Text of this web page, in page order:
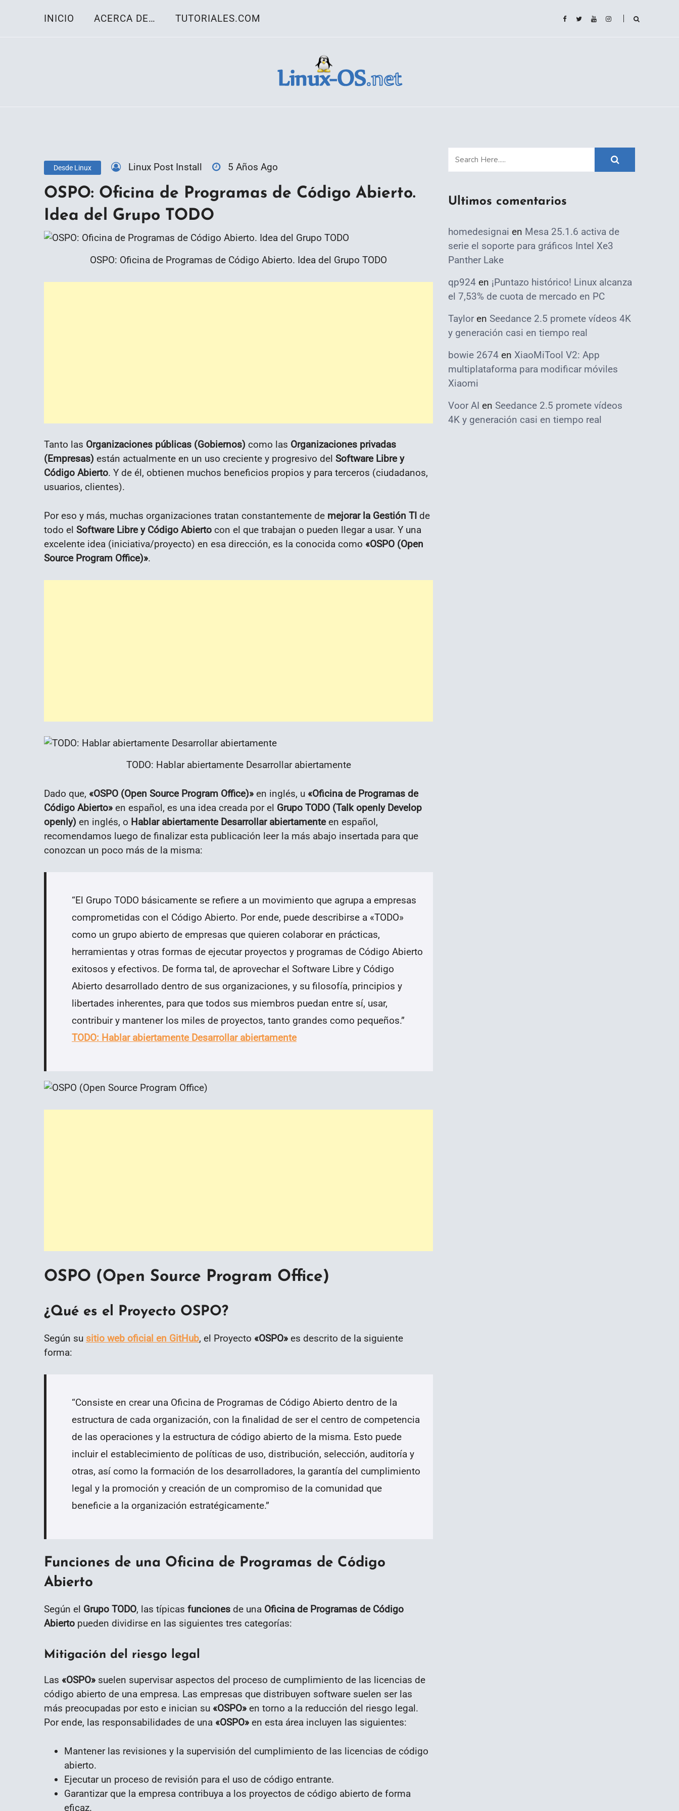
INICIO ACERCA DE… TUTORIALES.COM
Desde Linux Linux Post Install 5 Años Ago
OSPO: Oficina de Programas de Código Abierto.
Idea del Grupo TODO
OSPO: Oficina de Programas de Código Abierto. Idea del Grupo TODO
Tanto las Organizaciones públicas (Gobiernos) como las Organizaciones privadas
(Empresas) están actualmente en un uso creciente y progresivo del Software Libre y
Código Abierto. Y de él, obtienen muchos beneficios propios y para terceros (ciudadanos,
usuarios, clientes).
Por eso y más, muchas organizaciones tratan constantemente de mejorar la Gestión TI de
todo el Software Libre y Código Abierto con el que trabajan o pueden llegar a usar. Y una
excelente idea (iniciativa/proyecto) en esa dirección, es la conocida como «OSPO (Open
Source Program Office)».
TODO: Hablar abiertamente Desarrollar abiertamente
Dado que, «OSPO (Open Source Program Office)» en inglés, u «Oficina de Programas de
Código Abierto» en español, es una idea creada por el Grupo TODO (Talk openly Develop
openly) en inglés, o Hablar abiertamente Desarrollar abiertamenteen español,
recomendamos luego de finalizar esta publicación leer la más abajo insertada para que
conozcan un poco más de la misma:
“El Grupo TODO básicamente se refiere a un movimiento que agrupa a empresas
comprometidas con el Código Abierto. Por ende, puede describirse a «TODO»
como un grupo abierto de empresas que quieren colaborar en prácticas,
herramientas y otras formas de ejecutar proyectos y programas de Código Abierto
exitosos y efectivos. De forma tal, de aprovechar el Software Libre y Código
Abierto desarrollado dentro de sus organizaciones, y su filosofía, principios y
libertades inherentes, para que todos sus miembros puedan entre sí, usar,
contribuir y mantener los miles de proyectos, tanto grandes como pequeños.”
TODO: Hablar abiertamente Desarrollar abiertamente
OSPO (Open Source Program Office)
¿Qué es el Proyecto OSPO?
Según su sitio web oficial en GitHub, el Proyecto «OSPO» es descrito de la siguiente
forma:
“Consiste en crear una Oficina de Programas de Código Abierto dentro de la
estructura de cada organización, con la finalidad de ser el centro de competencia
de las operaciones y la estructura de código abierto de la misma. Esto puede
incluir el establecimiento de políticas de uso, distribución, selección, auditoría y
otras, así como la formación de los desarrolladores, la garantía del cumplimiento
legal y la promoción y creación de un compromiso de la comunidad que
beneficie a la organización estratégicamente.”
Funciones de una Oficina de Programas de Código
Abierto
Según el Grupo TODO, las típicas funciones de una Oficina de Programas de Código
Abierto pueden dividirse en las siguientes tres categorías:
Mitigación del riesgo legal
Las «OSPO» suelen supervisar aspectos del proceso de cumplimiento de las licencias de
código abierto de una empresa. Las empresas que distribuyen software suelen ser las
más preocupadas por esto e inician su «OSPO» en torno a la reducción del riesgo legal.
Por ende, las responsabilidades de una «OSPO» en esta área incluyen las siguientes:
Mantener las revisiones y la supervisión del cumplimiento de las licencias de código
abierto.
Ejecutar un proceso de revisión para el uso de código entrante.
Garantizar que la empresa contribuya a los proyectos de código abierto de forma
eficaz.
Ultimos comentarios
homedesignai en Mesa 25.1.6 activa de
serie el soporte para gráficos Intel Xe3
Panther Lake
qp924 en ¡Puntazo histórico! Linux alcanza
el 7,53% de cuota de mercado en PC
Taylor en Seedance 2.5 promete vídeos 4K
y generación casi en tiempo real
bowie 2674 en XiaoMiTool V2: App
multiplataforma para modificar móviles
Xiaomi
Voor AI en Seedance 2.5 promete vídeos
4K y generación casi en tiempo real